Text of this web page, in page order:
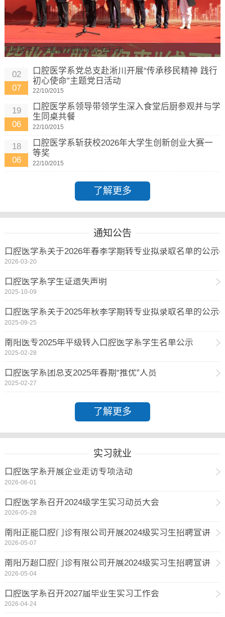
口腔医学系“学雷锋志愿服务队”在行动
02
07
口腔医学系党总支赴淅川开展“传承移民精神 践行
初心使命”主题党日活动
22/10/2015
19
06
口腔医学系领导带领学生深入食堂后厨参观并与学
生同桌共餐
22/10/2015
18
06
口腔医学系斩获校2026年大学生创新创业大赛一
等奖
22/10/2015
了解更多
通知公告
口腔医学系关于2026年春季学期转专业拟录取名单的公示
2026-03-20
口腔医学系学生证遗失声明
2025-10-09
口腔医学系关于2025年秋季学期转专业拟录取名单的公示
2025-09-25
南阳医专2025年平级转入口腔医学系学生名单公示
2025-02-28
口腔医学系团总支2025年春期“推优”人员
2025-02-27
了解更多
实习就业
口腔医学系开展企业走访专项活动
2026-06-01
口腔医学系召开2024级学生实习动员大会
2026-05-28
南阳正能口腔门诊有限公司开展2024级实习生招聘宣讲
2026-05-07
南阳万超口腔门诊有限公司开展2024级实习生招聘宣讲
2026-05-04
口腔医学系召开2027届毕业生实习工作会
2026-04-24